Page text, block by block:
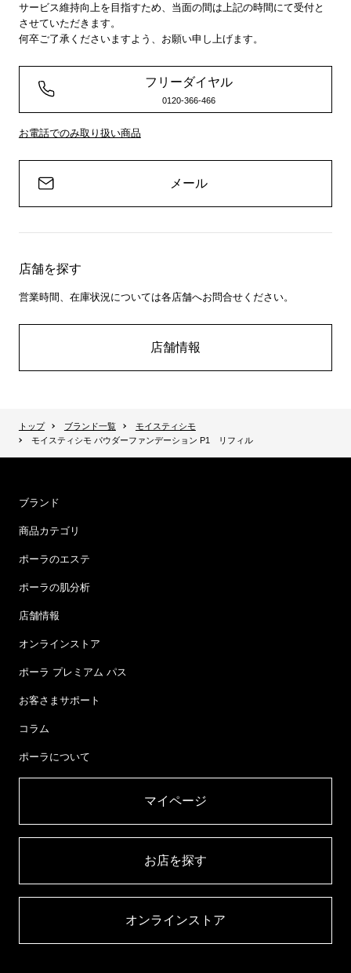
サービス維持向上を目指すため、当面の間は上記の時間にて受付と
させていただきます。
何卒ご了承くださいますよう、お願い申し上げます。
フリーダイヤル
0120-366-466
お電話でのみ取り扱い商品
メール
店舗を探す
営業時間、在庫状況については各店舗へお問合せください。
店舗情報
トップ ブランド一覧
モイスティシモ
モイスティシモ パウダーファンデーション P1 リフィル
ブランド
商品カテゴリ
ポーラのエステ
ポーラの肌分析
店舗情報
オンラインストア
ポーラ プレミアム パス
お客さまサポート
コラム
ポーラについて
マイページ​
お店を探す​
オンラインストア​